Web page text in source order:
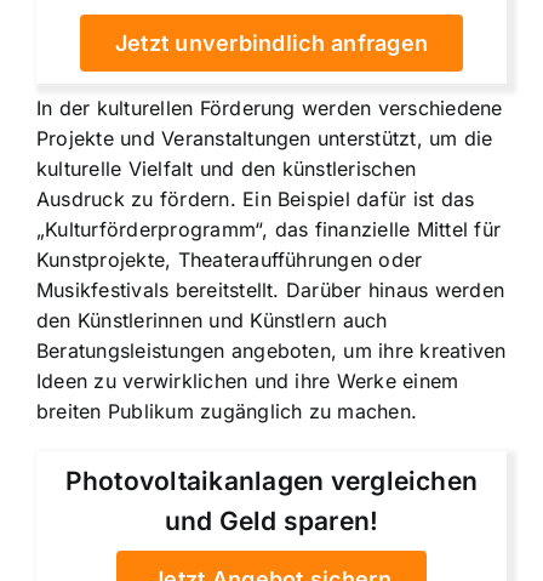
Jetzt unverbindlich anfragen
In der kulturellen Förderung werden verschiedene
Projekte und Veranstaltungen unterstützt, um die
kulturelle Vielfalt und den künstlerischen
Ausdruck zu fördern. Ein Beispiel dafür ist das
„Kulturförderprogramm“, das finanzielle Mittel für
Kunstprojekte, Theateraufführungen oder
Musikfestivals bereitstellt. Darüber hinaus werden
den Künstlerinnen und Künstlern auch
Beratungsleistungen angeboten, um ihre kreativen
Ideen zu verwirklichen und ihre Werke einem
breiten Publikum zugänglich zu machen.
Photovoltaikanlagen vergleichen
und Geld sparen!